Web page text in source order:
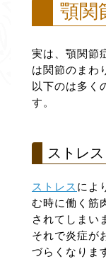
顎関
実は、顎関節
は関節のまわ
以下のは多く
す。
ストレス
ストレス によ
む時に働く筋
されてしまい
それで炎症が
づらくなりま